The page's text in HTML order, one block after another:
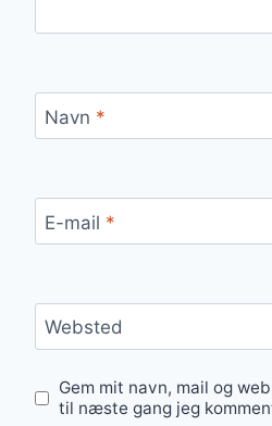
Navn *
E-mail *
Websted
Gem mit navn, mail og
til næste gang jeg